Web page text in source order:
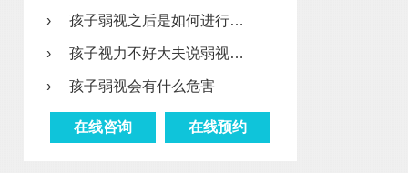
› 孩子弱视之后是如何进行…
› 孩子视力不好大夫说弱视…
› 孩子弱视会有什么危害
在线咨询 在线预约